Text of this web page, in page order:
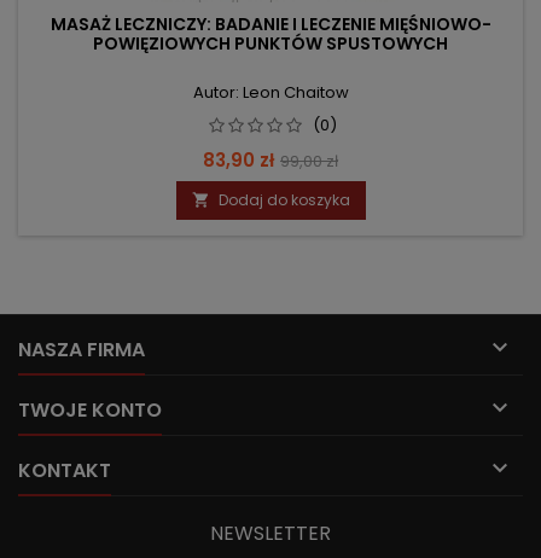
MASAŻ LECZNICZY: BADANIE I LECZENIE MIĘŚNIOWO-
POWIĘZIOWYCH PUNKTÓW SPUSTOWYCH
Autor: Leon Chaitow
(0)
Cena
83,90 zł Cena
podstawowa
99,00 zł
 Dodaj do koszyka
NASZA FIRMA 
TWOJE KONTO 
KONTAKT 
NEWSLETTER